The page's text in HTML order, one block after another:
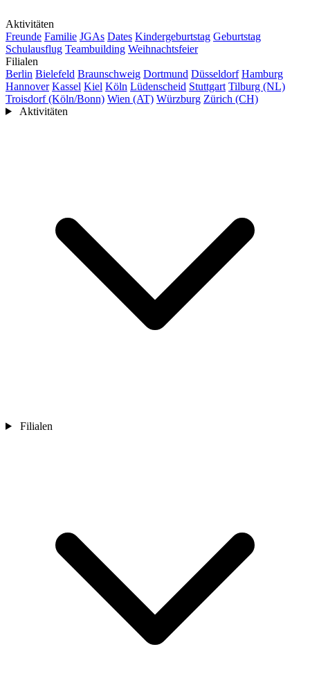
Aktivitäten
Freunde Familie JGAs Dates Kindergeburtstag Geburtstag
Schulausflug Teambuilding Weihnachtsfeier
Filialen
Berlin Bielefeld Braunschweig Dortmund Düsseldorf Hamburg
Hannover Kassel Kiel Köln Lüdenscheid Stuttgart Tilburg (NL)
Troisdorf (Köln/Bonn) Wien (AT) Würzburg Zürich (CH)
Aktivitäten
Filialen